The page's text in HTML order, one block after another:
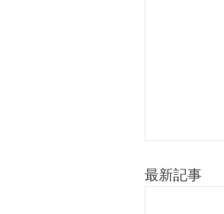
最新記事